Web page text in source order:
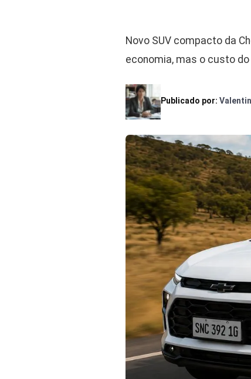
Novo SUV compacto da
economia, mas o custo
Publicado por: